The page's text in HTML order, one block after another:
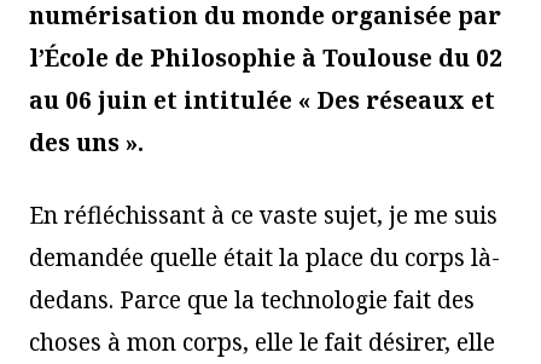
numérisation du monde organisée par
l’École de Philosophie à Toulouse du 02
au 06 juin et intitulée « Des réseaux et
des uns ».
En réfléchissant à ce vaste sujet, je me suis
demandée quelle était la place du corps là-
dedans. Parce que la technologie fait des
choses à mon corps, elle le fait désirer, elle